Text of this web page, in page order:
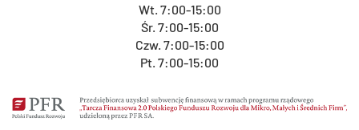
Wt. 7:00-15:00
Śr. 7:00-15:00
Czw. 7:00-15:00
Pt. 7:00-15:00